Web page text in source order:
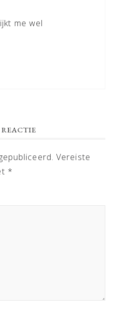
me wel
REACTIE
Vereiste
*